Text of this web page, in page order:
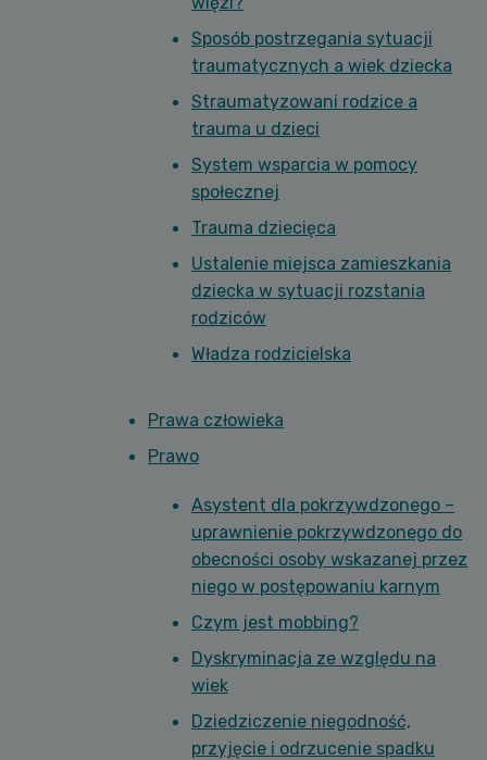
Sposób postrzegania sytuacji
traumatycznych a wiek dziecka
Straumatyzowani rodzice a
trauma u dzieci
System wsparcia w pomocy
społecznej
Trauma dziecięca
Ustalenie miejsca zamieszkania
dziecka w sytuacji rozstania
rodziców
Władza rodzicielska
Prawa człowieka
Prawo
Asystent dla pokrzywdzonego –
uprawnienie pokrzywdzonego do
obecności osoby wskazanej przez
niego w postępowaniu karnym
Czym jest mobbing?
Dyskryminacja ze względu na
wiek
Dziedziczenie niegodność,
przyjęcie i odrzucenie spadku